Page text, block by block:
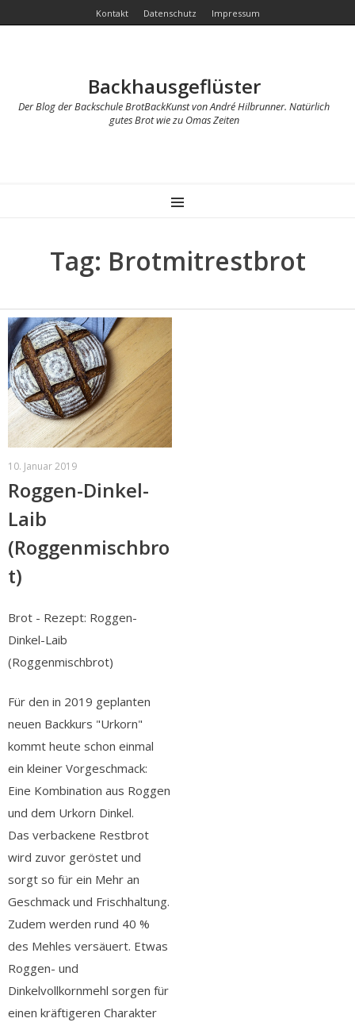
Kontakt Datenschutz Impressum
Backhausgeflüster
Der Blog der Backschule BrotBackKunst von André Hilbrunner. Natürlich
gutes Brot wie zu Omas Zeiten
MENU
Tag: Brotmitrestbrot
10. Januar 2019
Roggen-Dinkel-
Laib
(Roggenmischbro
t)
Brot - Rezept: Roggen-
Dinkel-Laib
(Roggenmischbrot)
Für den in 2019 geplanten
neuen Backkurs "Urkorn"
kommt heute schon einmal
ein kleiner Vorgeschmack:
Eine Kombination aus Roggen
und dem Urkorn Dinkel.
Das verbackene Restbrot
wird zuvor geröstet und
sorgt so für ein Mehr an
Geschmack und Frischhaltung.
Zudem werden rund 40 %
des Mehles versäuert. Etwas
Roggen- und
Dinkelvollkornmehl sorgen für
einen kräftigeren Charakter